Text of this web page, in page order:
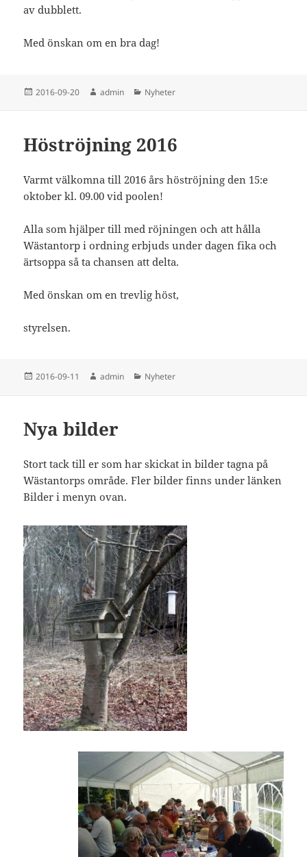
av dubblett.
Med önskan om en bra dag!
Postat
2016-09-20 Författare
admin Kategorier
Nyheter
Höströjning 2016
Varmt välkomna till 2016 års höströjning den 15:e
oktober kl. 09.00 vid poolen!
Alla som hjälper till med röjningen och att hålla
Wästantorp i ordning erbjuds under dagen fika och
ärtsoppa så ta chansen att delta.
Med önskan om en trevlig höst,
styrelsen.
Postat
2016-09-11 Författare
admin Kategorier
Nyheter
Nya bilder
Stort tack till er som har skickat in bilder tagna på
Wästantorps område. Fler bilder finns under länken
Bilder i menyn ovan.